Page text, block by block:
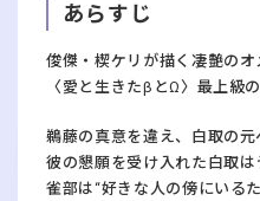
あらすじ
俊傑・楔ケリが描く凄艶のオ
〈愛と生きたβとΩ〉最上級の
鵜藤の真意を違え、白取の元
彼の懇願を受け入れた白取は
雀部は“好きな人の傍にいる